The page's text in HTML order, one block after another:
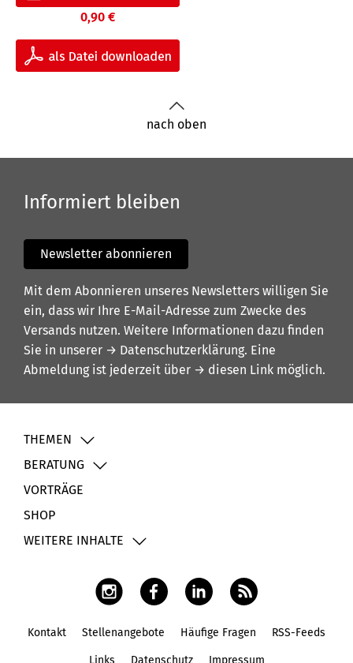
0,90 €
nach oben
Informiert bleiben
Newsletter abonnieren
Mit dem Abonnieren unseres Newsletters willigen Sie
ein, dass wir Ihre E-Mail-Adresse zum Zwecke des
Versands nutzen. Weitere Informationen dazu finden
Sie in unserer → Datenschutzerklärung. Eine
Abmeldung ist jederzeit über → diesen Link möglich.
THEMEN
BERATUNG
VORTRÄGE
SHOP
WEITERE INHALTE
Kontakt Stellenangebote Häufige Fragen RSS-Feeds